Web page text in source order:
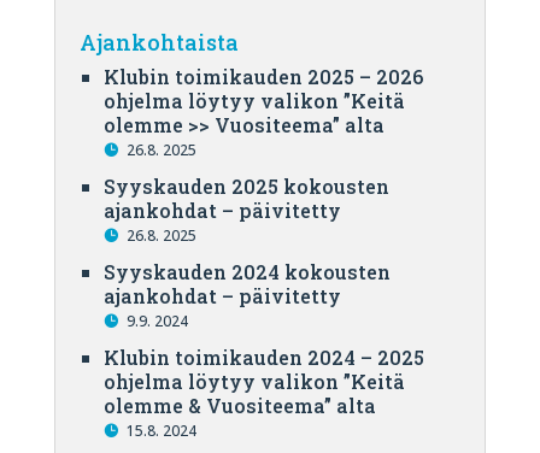
Ajankohtaista
Klubin toimikauden 2025 – 2026
ohjelma löytyy valikon ”Keitä
olemme >> Vuositeema” alta
26.8. 2025
Syyskauden 2025 kokousten
ajankohdat – päivitetty
26.8. 2025
Syyskauden 2024 kokousten
ajankohdat – päivitetty
9.9. 2024
Klubin toimikauden 2024 – 2025
ohjelma löytyy valikon ”Keitä
olemme & Vuositeema” alta
15.8. 2024